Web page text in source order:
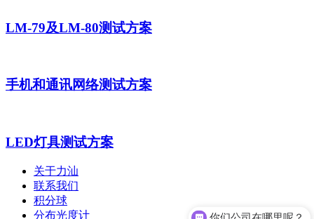
LM-79及LM-80测试方案
手机和通讯网络测试方案
LED灯具测试方案
关于力汕
联系我们
积分球
分布光度计